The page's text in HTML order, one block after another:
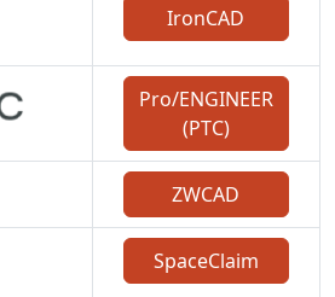
IronCAD
Pro/ENGINEER
(PTC)
ZWCAD
SpaceClaim